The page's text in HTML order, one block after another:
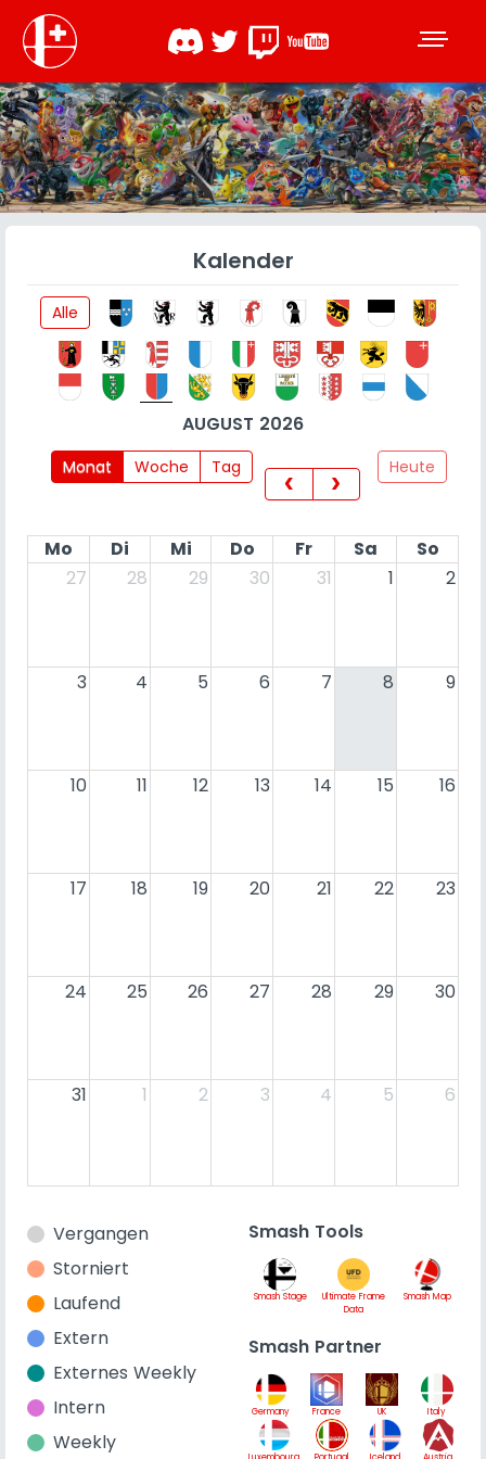
Kalender
Alle
AUGUST 2026
Heute
Monat Woche Tag
Mo Di Mi Do Fr Sa
So
27
28 29 30 31 1 2
3 4 5 6 7 8 9
10 11 12 13 14 15 16
17 18 19 20 21 22 23
24 25 26 27 28 29 30
31 1 2 3 4 5 6
Vergangen
Storniert
Laufend
Extern
Externes Weekly
Intern
Weekly
Smash Tools
Smash Stage
Ultimate Frame
Data
Smash Map
Smash Partner
Germany France UK Italy